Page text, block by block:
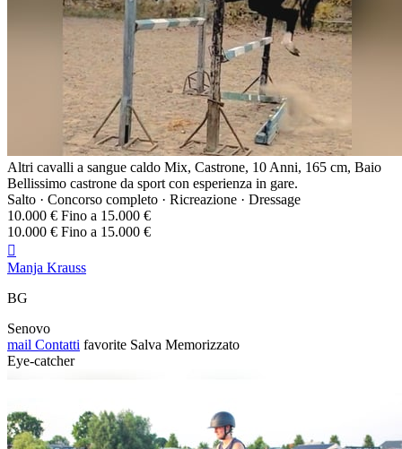
Altri cavalli a sangue caldo Mix, Castrone, 10 Anni, 165 cm, Baio
Bellissimo castrone da sport con esperienza in gare.
Salto · Concorso completo · Ricreazione · Dressage
10.000 € Fino a 15.000 €
10.000 € Fino a 15.000 €

Manja Krauss
BG
Senovo
mail Contatti favorite Salva Memorizzato
Eye-catcher